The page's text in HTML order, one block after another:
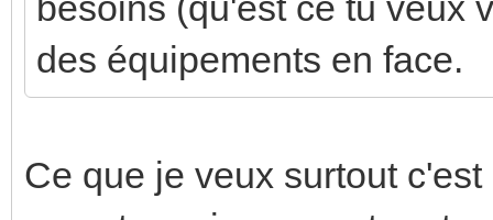
des équipements en face.
Ce que je veux surtout